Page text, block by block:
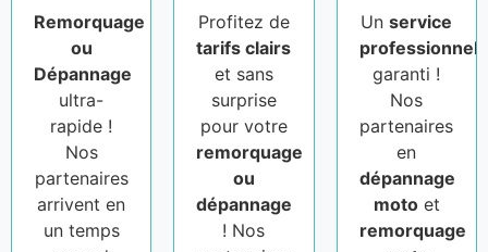
Remorquage
ou
Dépannage
ultra-
rapide !
Nos
partenaires
arrivent en
un temps
Profitez de
tarifs clairs
et sans
surprise
pour votre
remorquage
ou
dépannage
! Nos
Unservice
professionnel
garanti !
Nos
partenaires
en
dépannage
motoet
remorquage